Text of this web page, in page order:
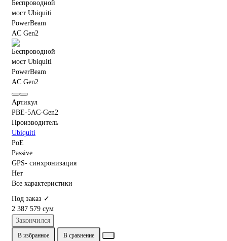
Артикул
PBE-5AC-Gen2
Производитель
Ubiquiti
PoE
Passive
GPS- синхронизация
Нет
Все характеристики
Под заказ ✓
2 387 579 сум
Закончился
В избранное В сравнение